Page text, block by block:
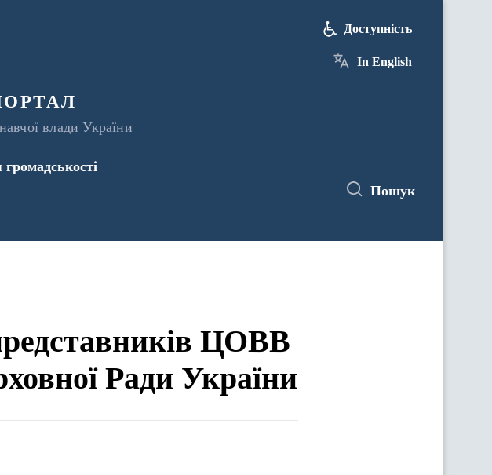
влади України
Доступність
In English
Пошук
Уряду та представників ЦОВВ у засіданнях комітетів Верховної Ради України
ЦОВВ
Ради України